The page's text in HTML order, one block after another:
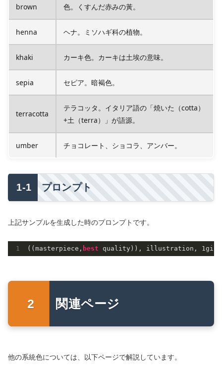
brown
色。くすんだ赤みの黃。
henna ヘナ。ミソハギ科の植物。
khaki カーキ色。カーキは土埃の意味。
sepia セピア。暗褐色。
terracotta
テラコッタ。イタリア語の「焼いた（cotta）
+土（terra）」が語源。
umber チョコレート、ショコラ、アンバー。
プロンプト
上記サンプルを生成した時のプロンプトです。
((masterpiece, best quality)), illustration, 1
関連ページ
他の系統色については、以下ページで解説しています。